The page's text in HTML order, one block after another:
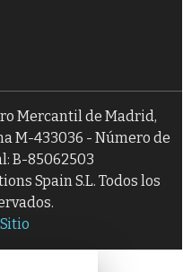
Mercantil de Madrid,
M-433036 - Número de
B-85062503
Spain S.L. Todos los